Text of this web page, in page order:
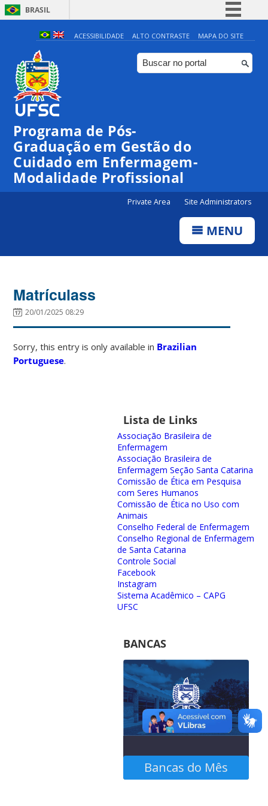
BRASIL
Simplifique!
Comunica BR
Participe
ACESSIBILIDADE ALTO CONTRASTE MAPA DO SITE
Programa de Pós-
Graduação em Gestão do
Cuidado em Enfermagem-
Modalidade Profissional
Private Area Site Administrators
MENU
Matrículass
20/01/2025 08:29
Sorry, this entry is only available in Brazilian
Portuguese.
Lista de Links
Associação Brasileira de
Enfermagem
Associação Brasileira de
Enfermagem Seção Santa Catarina
Comissão de Ética em Pesquisa
com Seres Humanos
Comissão de Ética no Uso com
Animais
Conselho Federal de Enfermagem
Conselho Regional de Enfermagem
de Santa Catarina
Controle Social
Facebook
Instagram
Sistema Acadêmico – CAPG
UFSC
BANCAS
Bancas do Mês